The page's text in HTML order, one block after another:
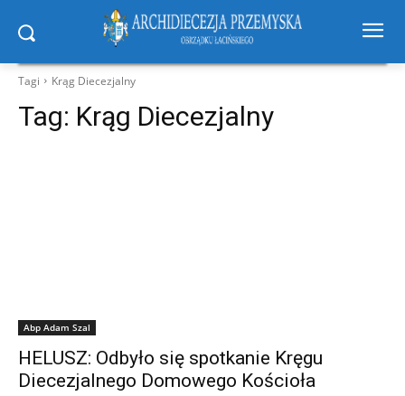
Tagi Krąg Diecezjalny
Tag: Krąg Diecezjalny
Abp Adam Szal
HELUSZ: Odbyło się spotkanie Kręgu
Diecezjalnego Domowego Kościoła